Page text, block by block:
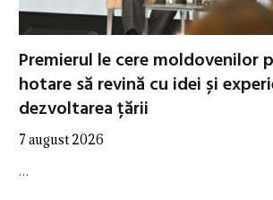
Premierul le cere moldovenilor
hotare să revină cu idei și
dezvoltarea țării
7 august 2026
…